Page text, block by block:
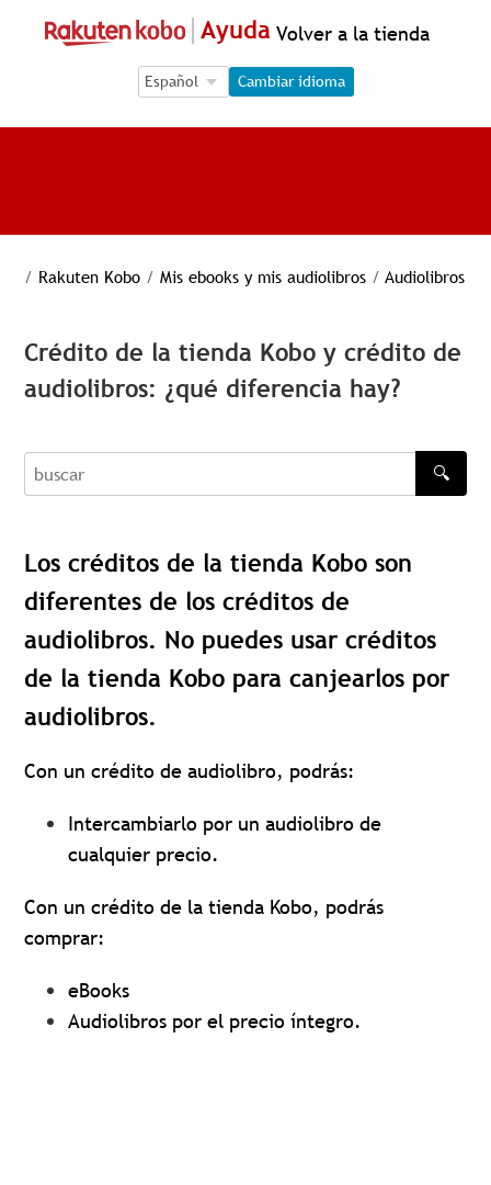
Ayuda Volver a la tienda
Language Selection
Language Selection
Cambiar idioma
/ Rakuten Kobo / Mis ebooks y mis audiolibros / Audiolibros
Crédito de la tienda Kobo y crédito de
audiolibros: ¿qué diferencia hay?
buscar
🔍
Los créditos de la tienda Kobo son
diferentes de los créditos de
audiolibros. No puedes usar créditos
de la tienda Kobo para canjearlos por
audiolibros.
Con un crédito de audiolibro, podrás:
Intercambiarlo por un audiolibro de
cualquier precio.
Con un crédito de la tienda Kobo, podrás
comprar:
eBooks
Audiolibros por el precio íntegro.